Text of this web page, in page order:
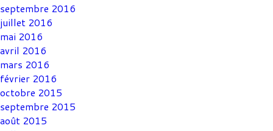
septembre 2016
juillet 2016
mai 2016
avril 2016
mars 2016
février 2016
octobre 2015
septembre 2015
août 2015